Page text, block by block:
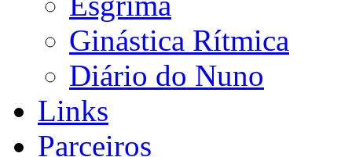
Ginástica Rítmica
Diário do Nuno
Links
Parceiros